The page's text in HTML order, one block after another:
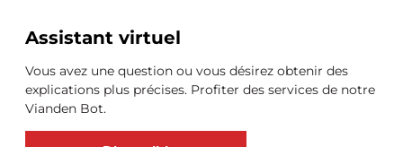
Ressources
supplémentaires
Assistant virtuel
Vous avez une question ou vous désirez obtenir des
explications plus précises. Profiter des services de notre
Vianden Bot.